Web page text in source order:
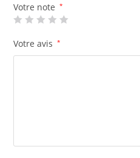
Votre note *
Votre avis *